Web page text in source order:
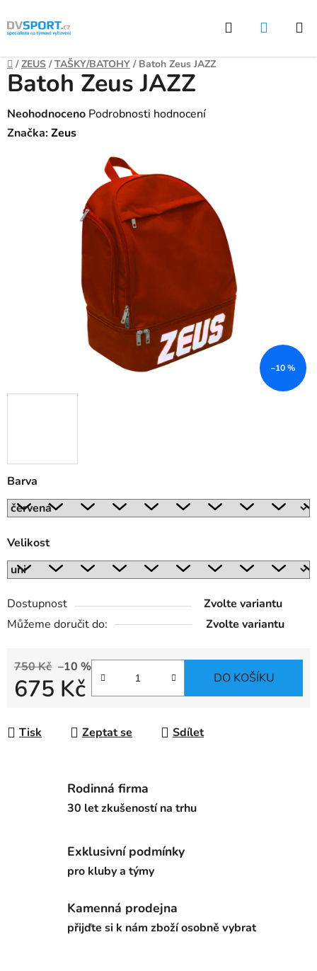
Přejít
na
Hledat
Domů
/ ZEUS / TAŠKY/BATOHY / Batoh Zeus JAZZ
Barva
Velikost
Dostupnost
Zvolte variantu
Můžeme doručit do:
Zvolte variantu
750 Kč –10 %
675 Kč DO KOŠÍKU
Tisk Zeptat se Sdílet
Batoh Zeus JAZZ
Průměrné
hodnocení
Neohodnoceno Podrobnosti hodnocení
Značka:Zeus
–10 %
Rodinná firma
30 let zkušeností na trhu
Exklusivní podmínky
pro kluby a týmy
Kamenná prodejna
přijďte si k nám zboží osobně vybrat